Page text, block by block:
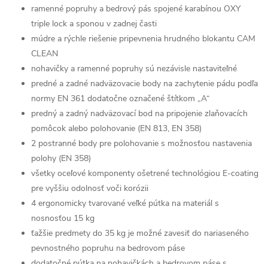
ramenné popruhy a bedrový pás spojené karabínou OXY
triple lock a sponou v zadnej časti
múdre a rýchle riešenie pripevnenia hrudného blokantu CAM
CLEAN
nohavičky a ramenné popruhy sú nezávisle nastaviteľné
predné a zadné nadväzovacie body na zachytenie pádu podľa
normy EN 361 dodatočne označené štítkom „A“
predný a zadný nadväzovací bod na pripojenie zlaňovacích
pomôcok alebo polohovanie (EN 813, EN 358)
2 postranné body pre polohovanie s možnosťou nastavenia
polohy (EN 358)
všetky oceľové komponenty ošetrené technológiou E-coating
pre vyššiu odolnosť voči korózii
4 ergonomicky tvarované veľké pútka na materiál s
nosnosťou 15 kg
ťažšie predmety do 35 kg je možné zavesiť do nariaseného
pevnostného popruhu na bedrovom páse